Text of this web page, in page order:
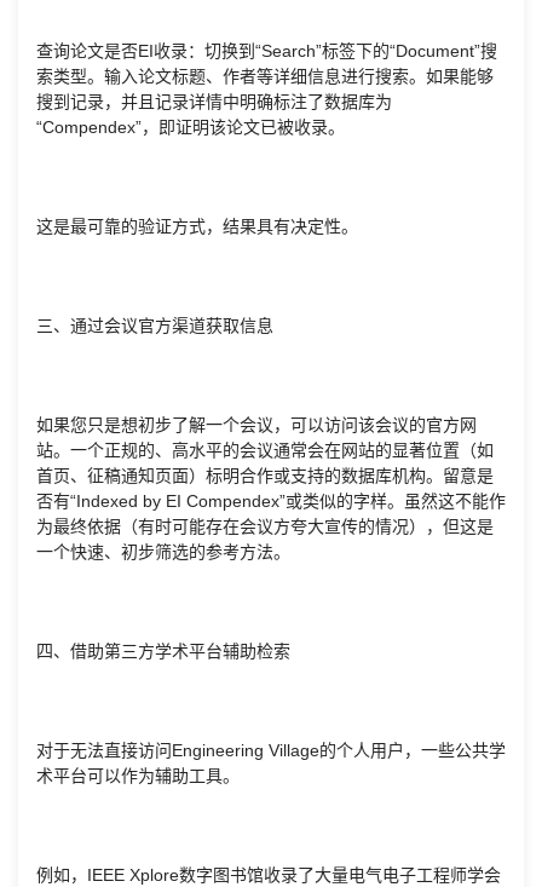
查询论文是否EI收录：切换到“Search”标签下的“Document”搜
索类型。输入论文标题、作者等详细信息进行搜索。如果能够
搜到记录，并且记录详情中明确标注了数据库为
“Compendex”，即证明该论文已被收录。
这是最可靠的验证方式，结果具有决定性。
三、通过会议官方渠道获取信息
如果您只是想初步了解一个会议，可以访问该会议的官方网
站。一个正规的、高水平的会议通常会在网站的显著位置（如
首页、征稿通知页面）标明合作或支持的数据库机构。留意是
否有“Indexed by EI Compendex”或类似的字样。虽然这不能作
为最终依据（有时可能存在会议方夸大宣传的情况），但这是
一个快速、初步筛选的参考方法。
四、借助第三方学术平台辅助检索
对于无法直接访问Engineering Village的个人用户，一些公共学
术平台可以作为辅助工具。
例如，IEEE Xplore数字图书馆收录了大量电气电子工程师学会